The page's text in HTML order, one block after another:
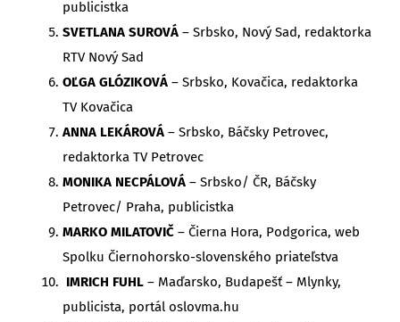
publicistka
SVETLANA SUROVÁ – Srbsko, Nový Sad, redaktorka
RTV Nový Sad
OĽGA GLÓZIKOVÁ – Srbsko, Kovačica, redaktorka
TV Kovačica
ANNA LEKÁROVÁ – Srbsko, Báčsky Petrovec,
redaktorka TV Petrovec
MONIKA NECPÁLOVÁ – Srbsko/ ČR, Báčsky
Petrovec/ Praha, publicistka
MARKO MILATOVIČ – Čierna Hora, Podgorica, web
Spolku Čiernohorsko-slovenského priateľstva
IMRICH FUHL – Maďarsko, Budapešť – Mlynky,
publicista, portál oslovma.hu